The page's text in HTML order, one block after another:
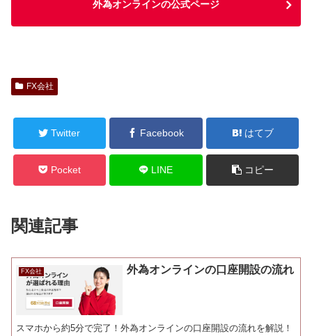
外為オンラインの公式ページ
FX会社
Twitter Facebook はてブ
Pocket LINE コピー
関連記事
FX会社 外為オンラインの口座開設の流れ
スマホから約5分で完了！外為オンラインの口座開設の流れを解説！